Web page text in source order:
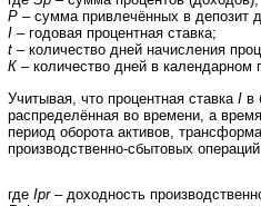
P – сумма привлечённых в депозит
I – годовая процентная ставка;
t – количество дней начисления
К – количество дней в календарном
Учитывая, что процентная ставка I в
распределённая во времени, а
период оборота активов,
производственно-сбытовых
где Ipr – доходность